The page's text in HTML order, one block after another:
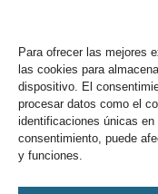
Para ofrecer las mejores
las cookies para
dispositivo. El
procesar datos como el
identificaciones únicas
consentimiento, puede
y funciones.